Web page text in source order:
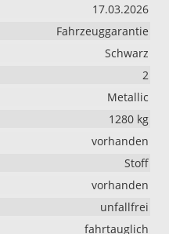
17.03.2026
Fahrzeuggarantie
Schwarz
2
Metallic
1280 kg
vorhanden
Stoff
vorhanden
unfallfrei
fahrtauglich